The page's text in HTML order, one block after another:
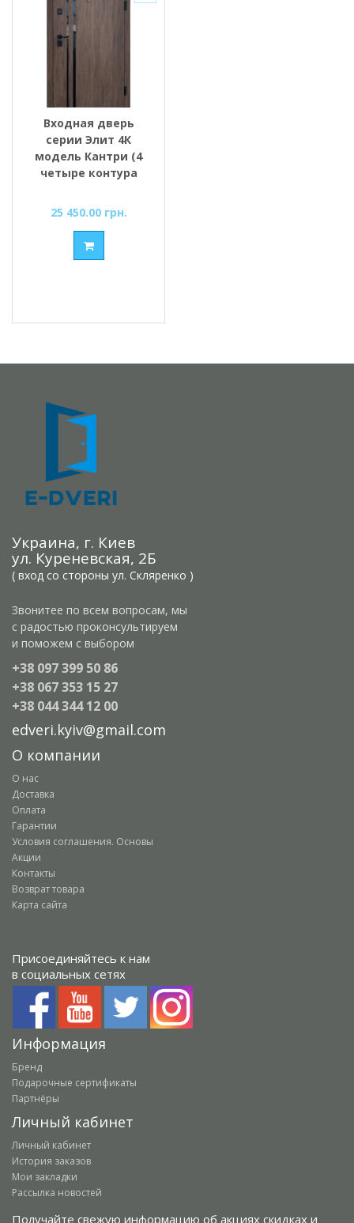
Входная дверь
серии Элит 4К
модель Кантри (4
четыре контура
катания /Дуб
фарфоровый ТМ
Форт-М
25 450.00 грн.
Украина, г. Киев
ул. Куреневская, 2Б
( вход со стороны ул. Скляренко )
Звонитее по всем вопросам, мы
с радостью проконсультируем
и поможем с выбором
+38 097 399 50 86
+38 067 353 15 27
+38 044 344 12 00
edveri.kyiv@gmail.com
О компании
О нас
Доставка
Оплата
Гарантии
Условия соглашения. Основы
Акции
Контакты
Возврат товара
Карта сайта
Присоединяйтесь к нам
в социальных сетях
Информация
Бренд
Подарочные сертификаты
Партнёры
Личный кабинет
Личный кабинет
История заказов
Мои закладки
Рассылка новостей
Получайте свежую информацию об акциях скидках и